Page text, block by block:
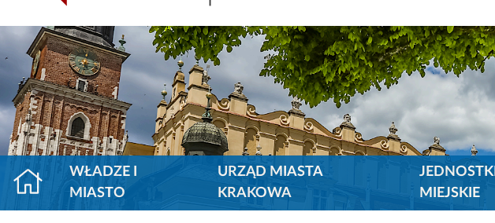
WŁADZE I
MIASTO
URZĄD MIASTA
KRAKOWA
JEDNOSTKI
MIEJSKIE